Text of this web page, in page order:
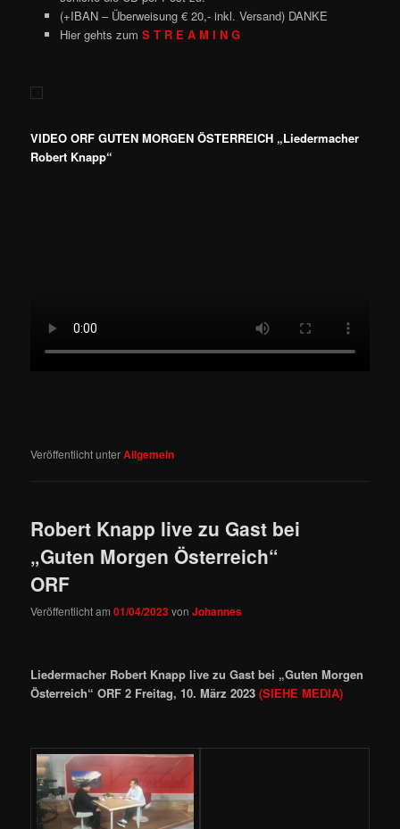
(+IBAN – Überweisung € 20,- inkl. Versand) DANKE
Hier gehts zum S T R E A M I N G
VIDEO ORF GUTEN MORGEN ÖSTERREICH „Liedermacher
Robert Knapp“
Veröffentlicht unterAllgemein
Robert Knapp live zu Gast bei
„Guten Morgen Österreich“
ORF
Veröffentlicht am01/04/2023vonJohannes
Liedermacher Robert Knapp live zu Gast bei „Guten Morgen
Österreich“ ORF 2 Freitag, 10. März 2023(SIEHE MEDIA)